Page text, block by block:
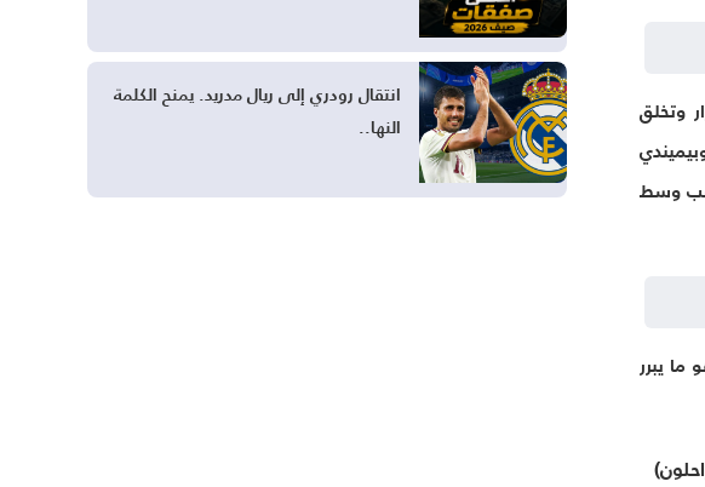
الاستقرار وتخلق
وسط
يبرر
انتقال رودري إلى ريال مدريد. يمنح الكلمة
النها..